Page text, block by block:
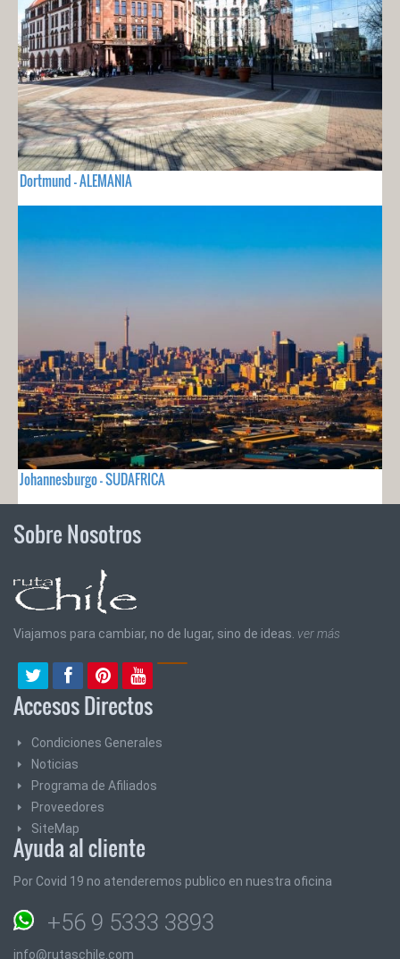
Dortmund - ALEMANIA
Johannesburgo - SUDAFRICA
Sobre Nosotros
Viajamos para cambiar, no de lugar, sino de ideas. ver más
Accesos Directos
Condiciones Generales
Noticias
Programa de Afiliados
Proveedores
SiteMap
Ayuda al cliente
Por Covid 19 no atenderemos publico en nuestra oficina
+56 9 5333 3893
info@rutaschile.com